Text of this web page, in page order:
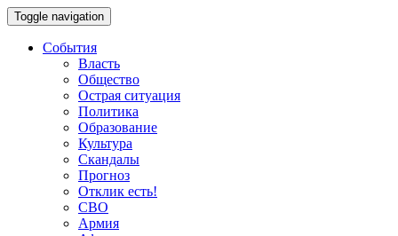
Toggle navigation
События
Власть
Общество
Острая ситуация
Политика
Образование
Культура
Скандалы
Прогноз
Отклик есть!
СВО
Армия